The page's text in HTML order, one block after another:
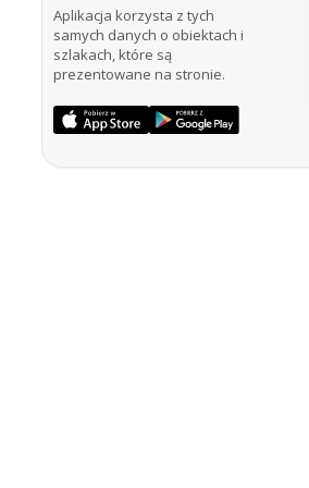
Aplikacja korzysta z tych
samych danych o obiektach i
szlakach, które są
prezentowane na stronie.